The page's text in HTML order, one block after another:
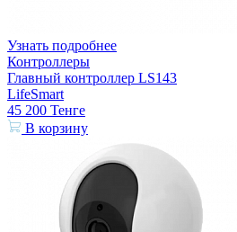
Узнать подробнее
Контроллеры
Главный контроллер LS143
LifeSmart
45 200 Тенге
В корзину